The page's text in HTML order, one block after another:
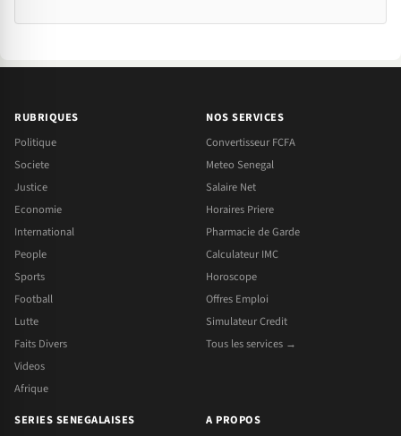
RUBRIQUES
Politique
Societe
Justice
Economie
International
People
Sports
Football
Lutte
Faits Divers
Videos
Afrique
NOS SERVICES
Convertisseur FCFA
Meteo Senegal
Salaire Net
Horaires Priere
Pharmacie de Garde
Calculateur IMC
Horoscope
Offres Emploi
Simulateur Credit
Tous les services →
SERIES SENEGALAISES
A PROPOS